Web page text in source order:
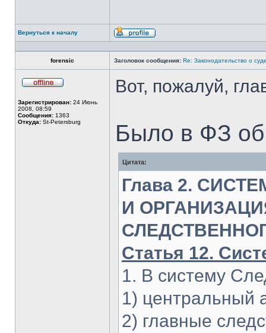
Вернуться к началу
Профиль
forensic Заголовок сообщения: Re: Законодательство о
сети
Зарегистрирован: 24 Июнь
2008, 08:59
Сообщения: 1363
Откуда: St-Petersburg
Вот, пожалуй,
Было в ФЗ
Цитата:
Глава 2.
И
Статья 12.
1. В систему
1) центральный
2) главные